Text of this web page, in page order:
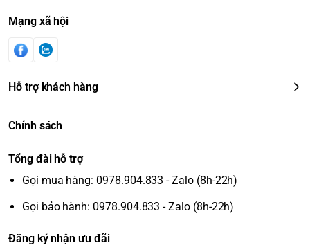
Mạng xã hội
Hỗ trợ khách hàng
Chính sách
Tổng đài hỗ trợ
Gọi mua hàng: 0978.904.833 - Zalo (8h-22h)
Gọi bảo hành: 0978.904.833 - Zalo (8h-22h)
Đăng ký nhận ưu đãi